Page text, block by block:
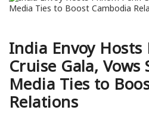
India Envoy Hosts
Cruise Gala,
Media Ties to
Relations